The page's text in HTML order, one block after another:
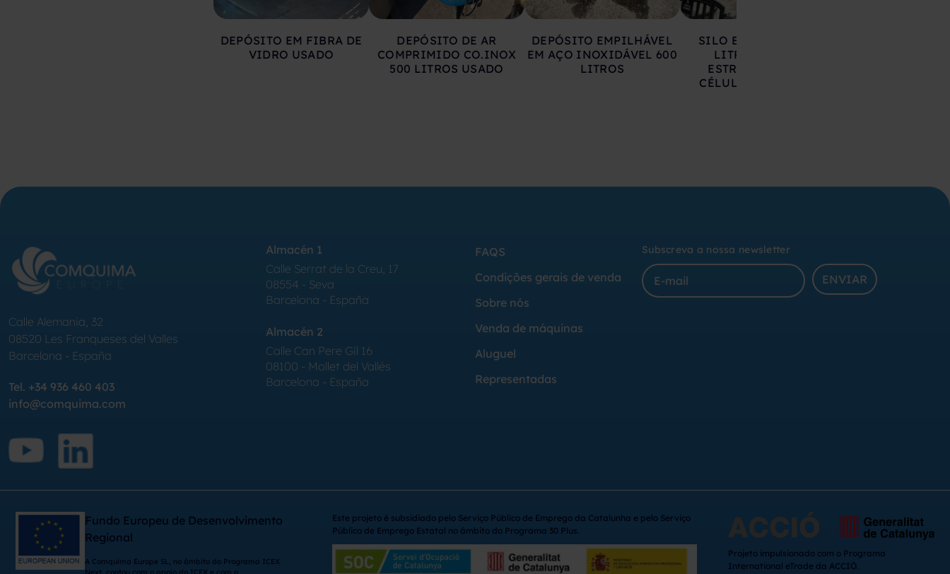
DEPÓSITO EM FIBRA DE
VIDRO USADO
DEPÓSITO DE AR
COMPRIMIDO CO.INOX
500 LITROS USADO
DEPÓSITO EMPILHÁVEL
EM AÇO INOXIDÁVEL 600
LITROS
SILO EM AÇO 17.000
LITROS SOBRE
ESTRUTURA COM
CÉLULAS DE CARGA
Calle Alemania, 32
08520 Les Franqueses del Valles
Barcelona - España
Tel. +34 936 460 403
info@comquima.com
Almacén 1
Calle Serrat de la Creu, 17
08554 - Seva
Barcelona - España
Almacén 2
Calle Can Pere Gil 16
08100 - Mollet del Vallés
Barcelona - España
FAQS
Condições gerais de venda
Sobre nós
Venda de máquinas
Aluguel
Representadas
Subscreva a nossa newsletter
ENVIAR
Fundo Europeu de Desenvolvimento
Regional
A Comquima Europe SL, no âmbito do Programa ICEX
Este projeto é subsidiado pelo Serviço Público de Emprego da Catalunha e pelo Serviço
Público de Emprego Estatal no âmbito do Programa 30 Plus.
Projeto impulsionado com o Programa
International eTrade da ACCIÓ.